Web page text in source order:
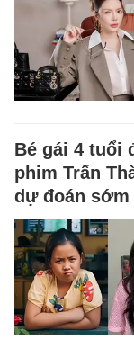
Bé gái 4 tuổi
phim Trấn
dự đoán sớm